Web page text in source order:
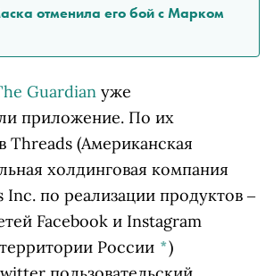
отменила его бой с Марком
Guardian уже
приложение. По их
Threads (Американская
холдинговая компания
по реализации продуктов ‒
Facebook и Instagram
России *)